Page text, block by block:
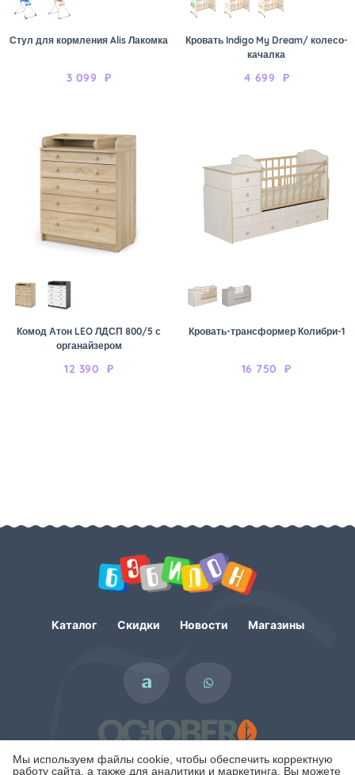
Мы используем файлы cookie, чтобы обеспечить корректную
работу сайта, а также для аналитики и маркетинга. Вы можете
Стул для кормления Alis Лакомка
3 099 ₽
Кровать Indigo My Dream/ колесо-
качалка
4 699 ₽
Комод Атон LEO ЛДСП 800/5 с
органайзером
12 390 ₽
Кровать-трансформер Колибри-1
16 750 ₽
Каталог Скидки Новости Магазины